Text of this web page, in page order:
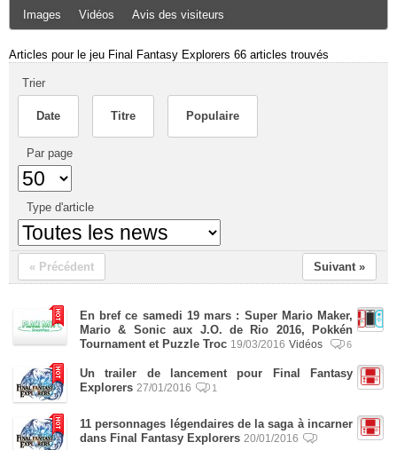
Images Vidéos Avis des visiteurs
Articles pour le jeu Final Fantasy Explorers 66 articles trouvés
Trier
Date Titre Populaire
Par page
Type d'article
« Précédent Suivant »
En bref ce samedi 19 mars : Super Mario Maker,
Mario & Sonic aux J.O. de Rio 2016, Pokkén
Tournament et Puzzle Troc 19/03/2016 Vidéos 6
Un trailer de lancement pour Final Fantasy
Explorers 27/01/2016 1
11 personnages légendaires de la saga à incarner
dans Final Fantasy Explorers 20/01/2016